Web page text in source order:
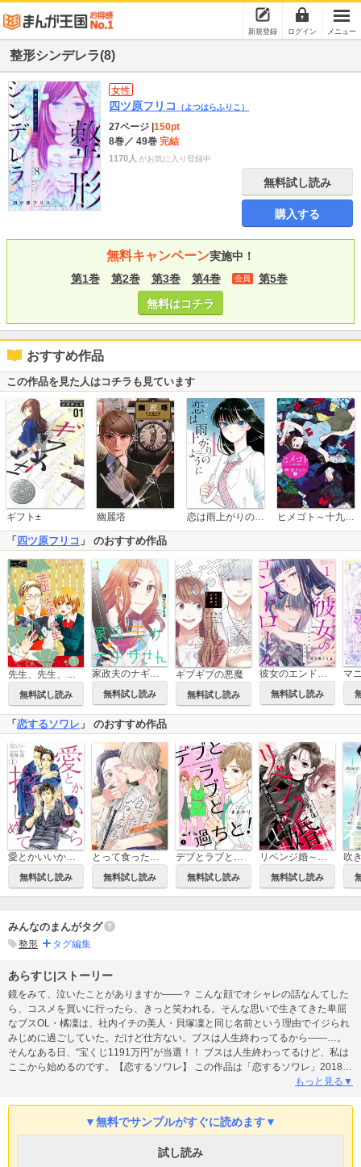
新規登録 ログイン メニュー
整形シンデレラ(8)
女性
四ツ原フリコ （よつはらふりこ）
27ページ 150pt
8巻／ 49巻 完結
1170人 がお気に入り登録中
無料試し読み
購入する
無料キャンペーン実施中！
第1巻
第2巻 第3巻 第4巻 会員
第5巻
無料はコチラ
おすすめ作品
この作品を見た人はコチラも見ています
ギフト± 幽麗塔 恋は雨上がりのように ヒメゴト～十九歳の制服～
「 四ツ原フリコ 」 のおすすめ作品
無料試し読み
家政夫のナギサさん【描き下ろしおまけ付き特装版】
無料試し読み
ギブギブの悪魔
無料試し読み
彼女のエンドロール～さよならまであと半年～
無料試し読み
「 恋するソワレ 」 のおすすめ作品
愛とかいいから抱きしめて
無料試し読み
とって食ったりしねぇから～元ヤンくんとの恋事情～
無料試し読み
デブとラブと過ちと！
無料試し読み
リベンジ婚～時を戻して不倫夫に復讐します～
無料試し読み
吹
みんなのまんがタグ
整形 タグ編集
あらすじ|ストーリー
鏡をみて、泣いたことがありますか――？ こんな顔でオシャレの話なんてした
ら、コスメを買いに行ったら、きっと笑われる。そんな思いで生きてきた卑屈
なブスOL・橘凜は、社内イチの美人・貝塚凜と同じ名前という理由でイジられ
みじめに過ごしていた。だけど仕方ない。ブスは人生終わってるから――…。
そんなある日、“宝くじ1191万円”が当選！！ ブスは人生終わってるけど、私は
ここから始めるのです。【恋するソワレ】 この作品は「恋するソワレ」2018年
もっと見る▼
▼無料でサンプルがすぐに読めます▼
試し読み